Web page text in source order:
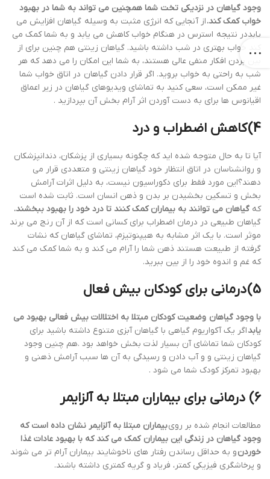
وجود گیاهان در نزدیکی تخت شما همچنین می تواند به شما در بهبود
خواب کمک کند.از آنجایی که انرژی مثبت به وسیله گیاهان افزایش می
یابددر نتیجه استرس در هنگام خواب کاهش می یابد و به شما کمک می
کند خواب بهتری در شب داشته باشید. گیاهان زینتی هم چنین برای از
بین بردن افکار منفی عالی هستند، به شما این امکان را می دهد که هر
شب به راحتی به خواب بروید. اگر قرار دادن گیاهان در اتاق خواب شما
غیر ممکن است، سعی کنید به تماشای ویدیوهای گیاهان در زیر اعماق
اقیانوس ها برای به دست آوردن اثر آرام بخش آن بپردازید .
4) کاهش اضطراب و درد
آیا تا به حال متوجه شده اید که چگونه بسیاری از پزشکان، دندانپزشکان
و روانشناسان در اتاق انتظار خود گیاهان زینتی و متعددی قرار می
دهند؟این مورد فقط برای دکوراسیون نیست، به دلیل اثرات آرامش
بخش و تسکین بخشیدن بر بدن و ذهن انسان است. ثابت شده است
که گیاهان می توانند به بیماران کمک کنند تا درد خود را بهبود ببخشند.
گیاهان طبیعی در درمان اضطراب برای کسانی است که از آن رنج می برند
موثر است. با یک اثر مشابه به هیپنوتیزم، تماشای گیاهان که نشات
گرفته از طبیعت هستند ذهن شما را آرام می کند و به شما کمک می کند
که غم و اندوه خود را از بین ببرید.
5) درمانی برای کودکان بیش فعال
با وجود گیاهان وضعیت کودکان مبتلا به اختلالات بیش فعالی بهبود می
یابداگر یک آکواریوم گیاهی با گیاهان آبزی متنوع داشته باشید برای
کودکان شما تماشای آن بسیار لذت بخش خواهد بود .هم چنین وجود
گیاهان زینتی و و آب دادن و رسیدگی به آن ها سبب آرامش ذهنی و
بهبود تمرکز کودک شما می شود .
6) درمانی برای بیماران مبتلا به آلزایمر
مطالعات انجام شده بر رویبیماران مبتلا به آلزایمر نشان داده است که
وجود گیاهان در زندگی این بیماران کمک می کند که با بهبود عادات غذا
خوردنو به حداقل رساندن رفتار های ناخوشایند بیماران آرام تر می شوند
و پرخاشگری فیزیکی کمتر، فریاد و گریه کمتری داشته باشند.